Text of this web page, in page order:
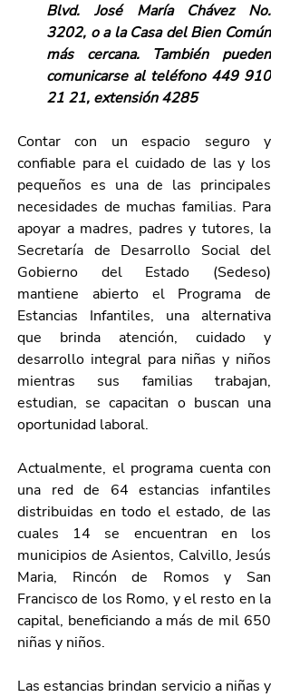
Blvd. José María Chávez No.
3202, o a la Casa del Bien Común
más cercana. También pueden
comunicarse al teléfono 449 910
21 21, extensión 4285
Contar con un espacio seguro y
confiable para el cuidado de las y los
pequeños es una de las principales
necesidades de muchas familias. Para
apoyar a madres, padres y tutores, la
Secretaría de Desarrollo Social del
Gobierno del Estado (Sedeso)
mantiene abierto el Programa de
Estancias Infantiles, una alternativa
que brinda atención, cuidado y
desarrollo integral para niñas y niños
mientras sus familias trabajan,
estudian, se capacitan o buscan una
oportunidad laboral.
Actualmente, el programa cuenta con
una red de 64 estancias infantiles
distribuidas en todo el estado, de las
cuales 14 se encuentran en los
municipios de Asientos, Calvillo, Jesús
Maria, Rincón de Romos y San
Francisco de los Romo, y el resto en la
capital, beneficiando a más de mil 650
niñas y niños.
Las estancias brindan servicio a niñas y